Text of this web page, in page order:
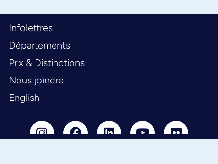
Infolettres
Départements
Prix & Distinctions
Nous joindre
English